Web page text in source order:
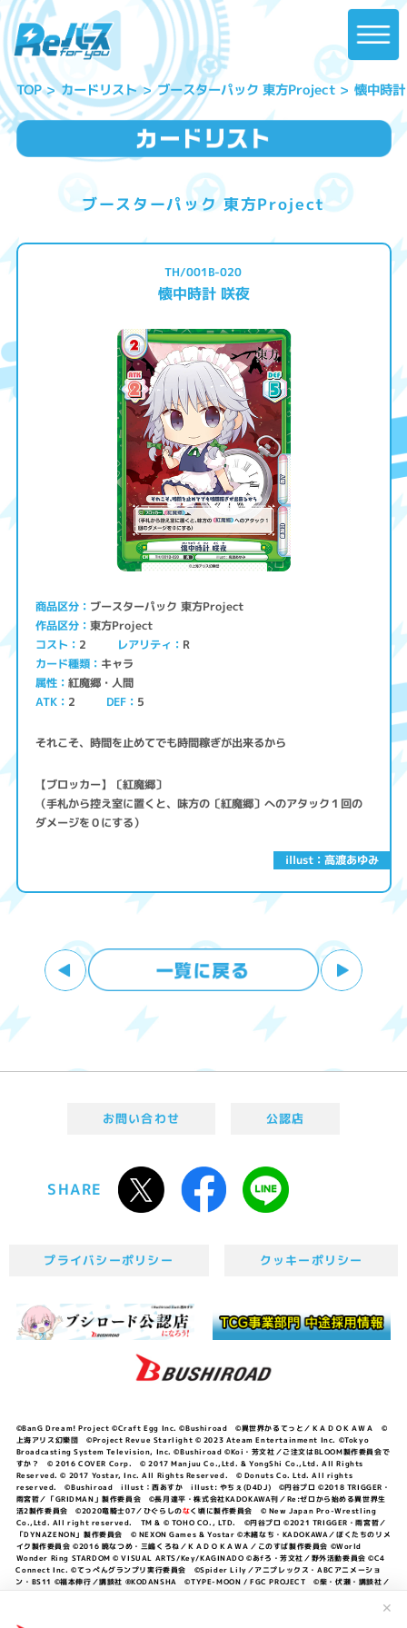
✕
TOP カードリスト ブースターパック 東方Project 懐中時
ブースターパック 東方Project
illust：高渡あゆみ
TH/001B-020
懐中時計 咲夜
商品区分 ブースターパック 東方Project
作品区分 東方Project
コスト 2 レアリティ R
カード種類 キャラ
属性 紅魔郷・人間
ATK 2 DEF 5
それこそ、時間を止めてでも時間稼ぎが出来るから
【ブロッカー】〔紅魔郷〕
（手札から控え室に置くと、味方の〔紅魔郷〕へのアタック１回の
ダメージを０にする）
お問い合わせ 公認店
SHARE
プライバシーポリシー クッキーポリシー
©BanG Dream! Project ©Craft Egg Inc. ©Bushiroad ©異世界かるてっと／ＫＡＤＯＫＡＷＡ ©
上海アリス幻樂団 ©Project Revue Starlight © 2023 Ateam Entertainment Inc. ©Tokyo
Broadcasting System Television, Inc. ©Bushiroad ©Koi・芳文社／ご注文はBLOOM製作委員会で
すか？ © 2016 COVER Corp. © 2017 Manjuu Co.,Ltd. & YongShi Co.,Ltd. All Rights
Reserved. © 2017 Yostar, Inc. All Rights Reserved. © Donuts Co. Ltd. All rights
reserved. ©Bushiroad illust：西あすか illust: やちぇ(D4DJ) ©円谷プロ ©2018 TRIGGER・
雨宮哲／「GRIDMAN」製作委員会 ©長月達平・株式会社KADOKAWA刊／Re:ゼロから始める異世界生
活2製作委員会 ©2020竜騎士07／ひぐらしのなく頃に製作委員会 © New Japan Pro-Wrestling
Co.,Ltd. All right reserved. TM & © TOHO CO., LTD. ©円谷プロ ©2021 TRIGGER・雨宮哲／
「DYNAZENON」製作委員会 © NEXON Games & Yostar ©木緒なち・KADOKAWA／ぼくたちのリメ
イク製作委員会 ©2016 暁なつめ・三嶋くろね／ＫＡＤＯＫＡＷＡ／このすば製作委員会 ©World
Wonder Ring STARDOM © VISUAL ARTS/Key/KAGINADO ©あfろ・芳文社／野外活動委員会 ©C4
Connect Inc. ©てっぺんグランプリ実行委員会 ©Spider Lily／アニプレックス・ABCアニメーショ
ン・BS11 ©福本伸行／講談社 ®KODANSHA ©TYPE-MOON / FGC PROJECT ©柴・伏瀬・講談社／